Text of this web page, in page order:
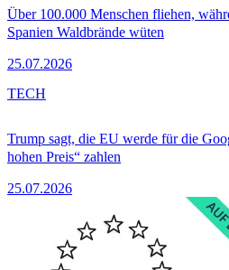
Über 100.000 Menschen fliehen,
Spanien Waldbrände wüten
25.07.2026
Trump sagt, die EU werde für die
hohen Preis“ zahlen
25.07.2026
TECH